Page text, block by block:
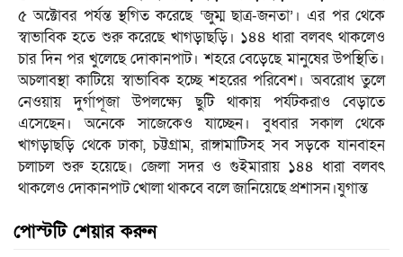
৫ অক্টোবর পর্যন্ত স্থগিত করেছে ‘জুম্ম ছাত্র-জনতা’। এর পর থেকে
স্বাভাবিক হতে শুরু করেছে খাগড়াছড়ি। ১৪৪ ধারা বলবৎ থাকলেও
চার দিন পর খুলেছে দোকানপাট। শহরে বেড়েছে মানুষের উপস্থিতি।
অচলাবস্থা কাটিয়ে স্বাভাবিক হচ্ছে শহরের পরিবেশ। অবরোধ তুলে
নেওয়ায় দুর্গাপূজা উপলক্ষ্যে ছুটি থাকায় পর্যটকরাও বেড়াতে
এসেছেন। অনেকে সাজেকেও যাচ্ছেন। বুধবার সকাল থেকে
খাগড়াছড়ি থেকে ঢাকা, চট্টগ্রাম, রাঙ্গামাটিসহ সব সড়কে যানবাহন
চলাচল শুরু হয়েছে। জেলা সদর ও গুইমারায় ১৪৪ ধারা বলবৎ
থাকলেও দোকানপাট খোলা থাকবে বলে জানিয়েছে প্রশাসন।যুগান্ত
পোস্টটি শেয়ার করুন